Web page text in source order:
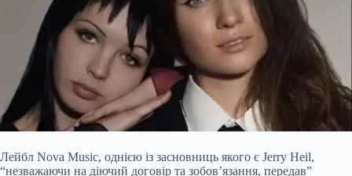
Лейбл Nova Music, однією із засновниць якого є Jerry Heil,
“незважаючи на діючий договір та зобов’язання, передав”